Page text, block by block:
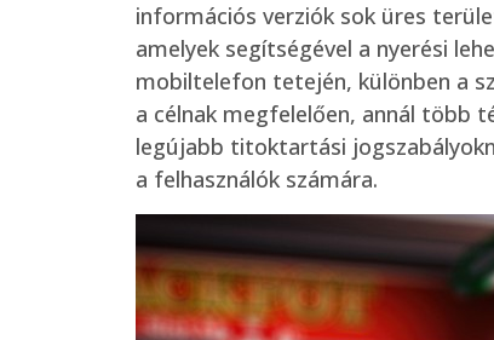
információs verziók sok üres
amelyek segítségével a nyerési
mobiltelefon tetején, különben a
a célnak megfelelően, annál több
legújabb titoktartási
a felhasználók számára.